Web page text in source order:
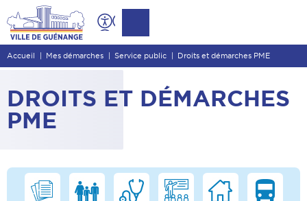
Contenu
Entête de page
Menu principal
Pied de page
Accueil Mes démarches Service public Droits et démarches PME
DROITS ET DÉMARCHES
PME